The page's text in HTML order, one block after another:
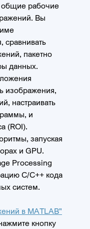
общие рабочие
Вы
сравнивать
пакетно
данных.
изображения,
настраивать
и
(ROI).
запуская
и GPU.
Processing
C/C++ кода
систем.
в MATLAB"
кнопку